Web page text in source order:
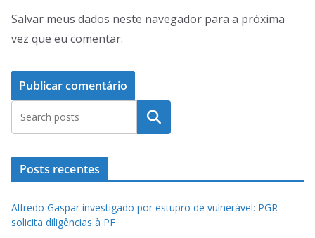
Salvar meus dados neste navegador para a próxima
vez que eu comentar.
Pesquisar
Posts recentes
Alfredo Gaspar investigado por estupro de vulnerável: PGR
solicita diligências à PF